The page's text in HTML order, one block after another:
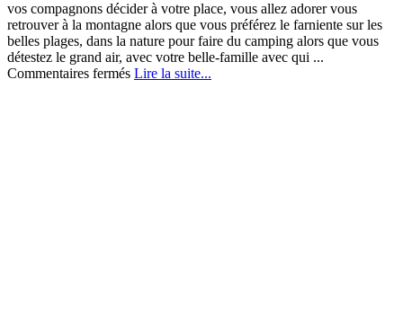
vos compagnons décider à votre place, vous allez adorer vous
retrouver à la montagne alors que vous préférez le farniente sur les
belles plages, dans la nature pour faire du camping alors que vous
détestez le grand air, avec votre belle-famille avec qui ...
Commentaires ferméssur
Lire la suite...